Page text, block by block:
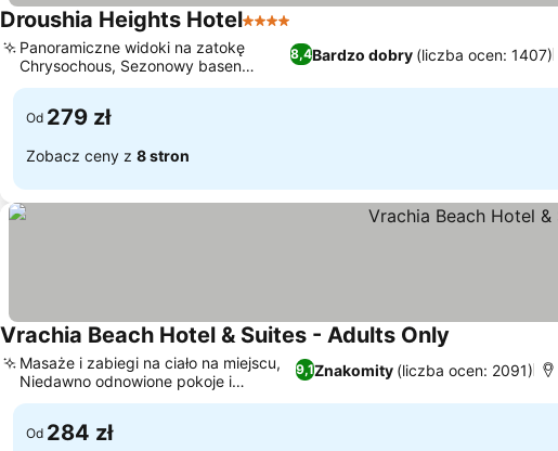
Droushia Heights Hotel4 Kategoria
8,4Bardzo dobry (liczba ocen: 1407)
Panoramiczne widoki na zatokę
Chrysochous, Sezonowy basen
infinity z widokiem
Od 279 zł
Zobacz ceny z 8 stron
Vrachia Beach Hotel & Suites - Adults Only
9,1Znakomity (liczba ocen: 2091)
Masaże i zabiegi na ciało na miejscu,
Niedawno odnowione pokoje i
apartamenty
Od 284 zł